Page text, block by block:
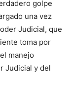
golpe
una vez
Judicial, que
toma por
manejo
Judicial y del